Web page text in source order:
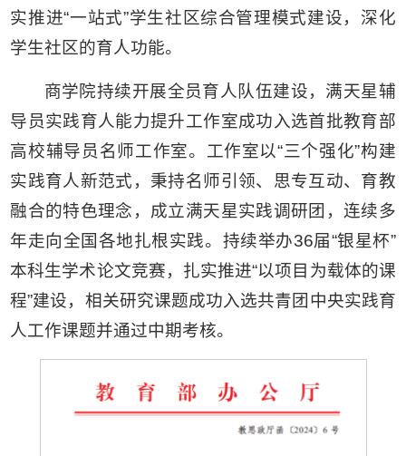
实推进“一站式”学生社区综合管理模式建设，深化
学生社区的育人功能。
商学院持续开展全员育人队伍建设，满天星辅
导员实践育人能力提升工作室成功入选首批教育部
高校辅导员名师工作室。工作室以“三个强化”构建
实践育人新范式，秉持名师引领、思专互动、育教
融合的特色理念，成立满天星实践调研团，连续多
年走向全国各地扎根实践。持续举办36届“银星杯”
本科生学术论文竞赛，扎实推进“以项目为载体的课
程”建设，相关研究课题成功入选共青团中央实践育
人工作课题并通过中期考核。